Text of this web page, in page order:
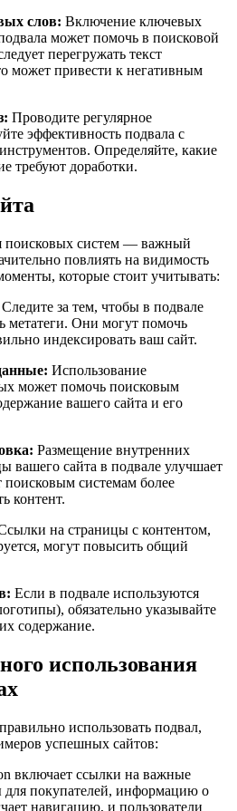
слов: Включение ключевых
может помочь в поисковой
перегружать текст
может привести к негативным
Проводите регулярное
эффективность подвала с
Определяйте, какие
требуют доработки.
поисковых систем — важный
повлиять на видимость
которые стоит учитывать:
Следите за тем, чтобы в подвале
метатеги. Они могут помочь
индексировать ваш сайт.
Использование
может помочь поисковым
вашего сайта и его
Размещение внутренних
вашего сайта в подвале улучшает
поисковым системам более
контент.
на страницы с контентом,
могут повысить общий
Если в подвале используются
обязательно указывайте
содержание.
использования
использовать подвал,
успешных сайтов:
включает ссылки на важные
для покупателей, информацию о
навигацию, и пользователи